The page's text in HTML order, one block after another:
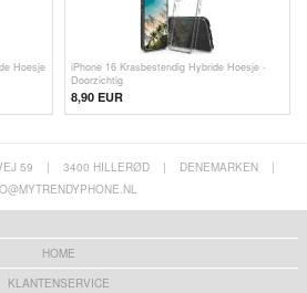
Hoesje
iPhone 16 Krasbestendig Hybride Hoesje -
Doorzichtig
8,90 EUR
59 | 3400 HILLERØD | DENEMARKEN
|
HOME
KLANTENSERVICE